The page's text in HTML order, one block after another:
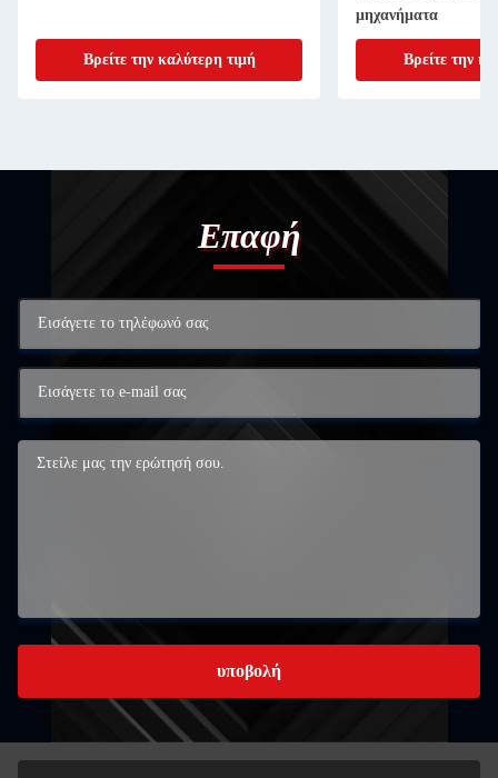
Βρείτε την καλύτερη τιμή
μηχανήματα
Βρείτε την
Επαφή
υποβολή